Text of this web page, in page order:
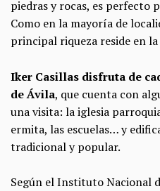
piedras y rocas, es perfecto
Como en la mayoría de
principal riqueza reside en
Iker Casillas disfruta de
de Ávila, que cuenta con
una visita: la iglesia
ermita, las escuelas… y
tradicional y popular.
Según el Instituto Nacional